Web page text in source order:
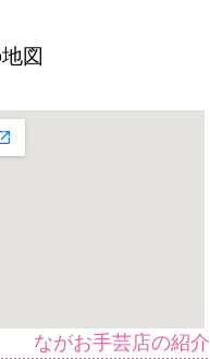
図
ながお手芸店の紹介